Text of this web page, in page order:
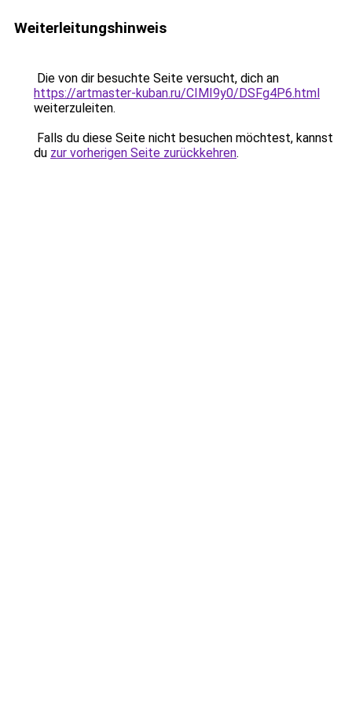
Weiterleitungshinweis
Die von dir besuchte Seite versucht, dich an
https://artmaster-kuban.ru/CIMI9y0/DSFg4P6.html
weiterzuleiten.
Falls du diese Seite nicht besuchen möchtest, kannst
du zur vorherigen Seite zurückkehren.